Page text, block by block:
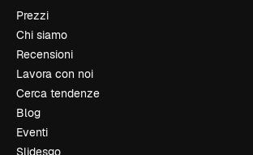
Prezzi
Chi siamo
Recensioni
Lavora con noi
Cerca tendenze
Blog
Eventi
Slidesgo